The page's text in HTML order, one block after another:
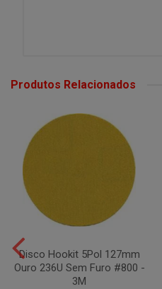
Produtos Relacionados
Disco Hookit 5Pol 127mm
Ouro 236U Sem Furo #800 -
3M